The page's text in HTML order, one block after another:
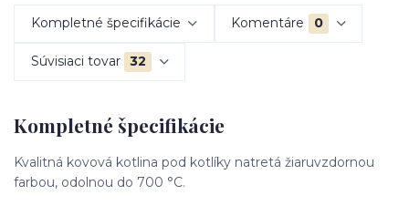
Kompletné špecifikácie Komentáre 0
Súvisiaci tovar 32
Kompletné špecifikácie
Kvalitná kovová kotlina pod kotlíky natretá žiaruvzdornou
farbou, odolnou do 700 °C.